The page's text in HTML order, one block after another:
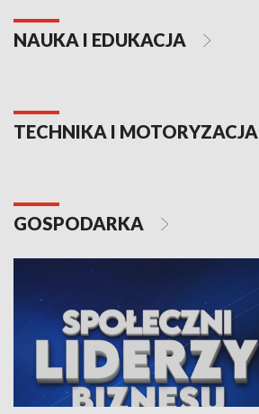
NAUKA I EDUKACJA
TECHNIKA I MOTORYZACJA
GOSPODARKA